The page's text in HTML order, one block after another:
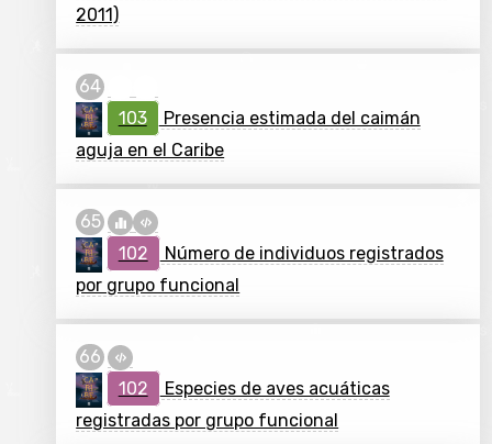
2011)
103
Presencia estimada del caimán
aguja en el Caribe
102
Número de individuos registrados
por grupo funcional
102
Especies de aves acuáticas
registradas por grupo funcional